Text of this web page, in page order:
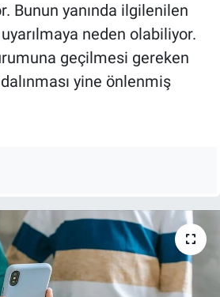
Bunun yanında ilgilenilen
neden olabiliyor.
geçilmesi gereken
yine önlenmiş